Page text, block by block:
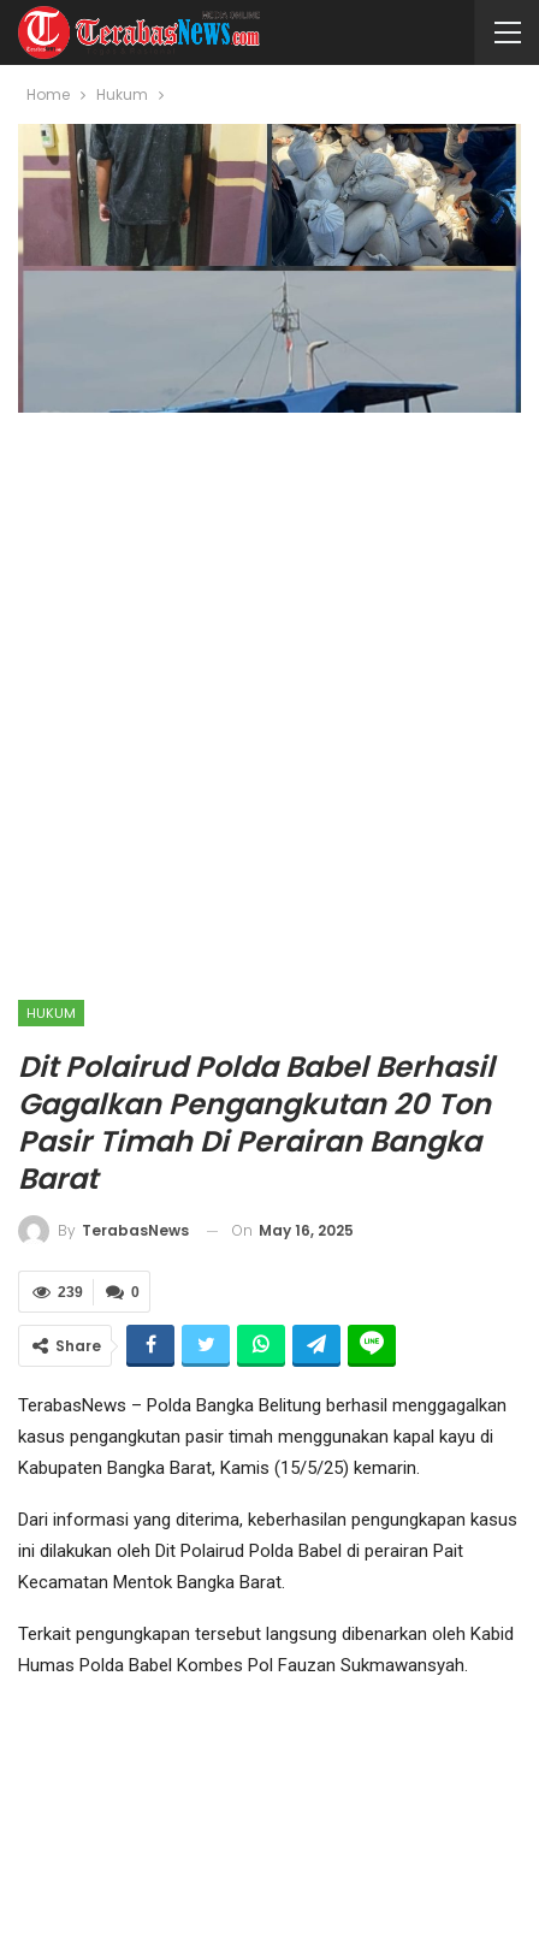
Home Hukum
HUKUM
Dit Polairud Polda Babel Berhasil
Gagalkan Pengangkutan 20 Ton
Pasir Timah Di Perairan Bangka
Barat
By TerabasNews On May 16, 2025
0
239
Share
TerabasNews – Polda Bangka Belitung berhasil menggagalkan
kasus pengangkutan pasir timah menggunakan kapal kayu di
Kabupaten Bangka Barat, Kamis (15/5/25) kemarin.
Dari informasi yang diterima, keberhasilan pengungkapan kasus
ini dilakukan oleh Dit Polairud Polda Babel di perairan Pait
Kecamatan Mentok Bangka Barat.
Terkait pengungkapan tersebut langsung dibenarkan oleh Kabid
Humas Polda Babel Kombes Pol Fauzan Sukmawansyah.